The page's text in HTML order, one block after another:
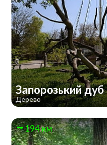
Запорозький дуб
Дерево
194 км